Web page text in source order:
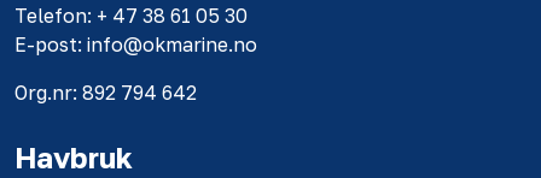
Telefon: + 47 38 61 05 30
E-post: info@okmarine.no
Org.nr: 892 794 642
Havbruk